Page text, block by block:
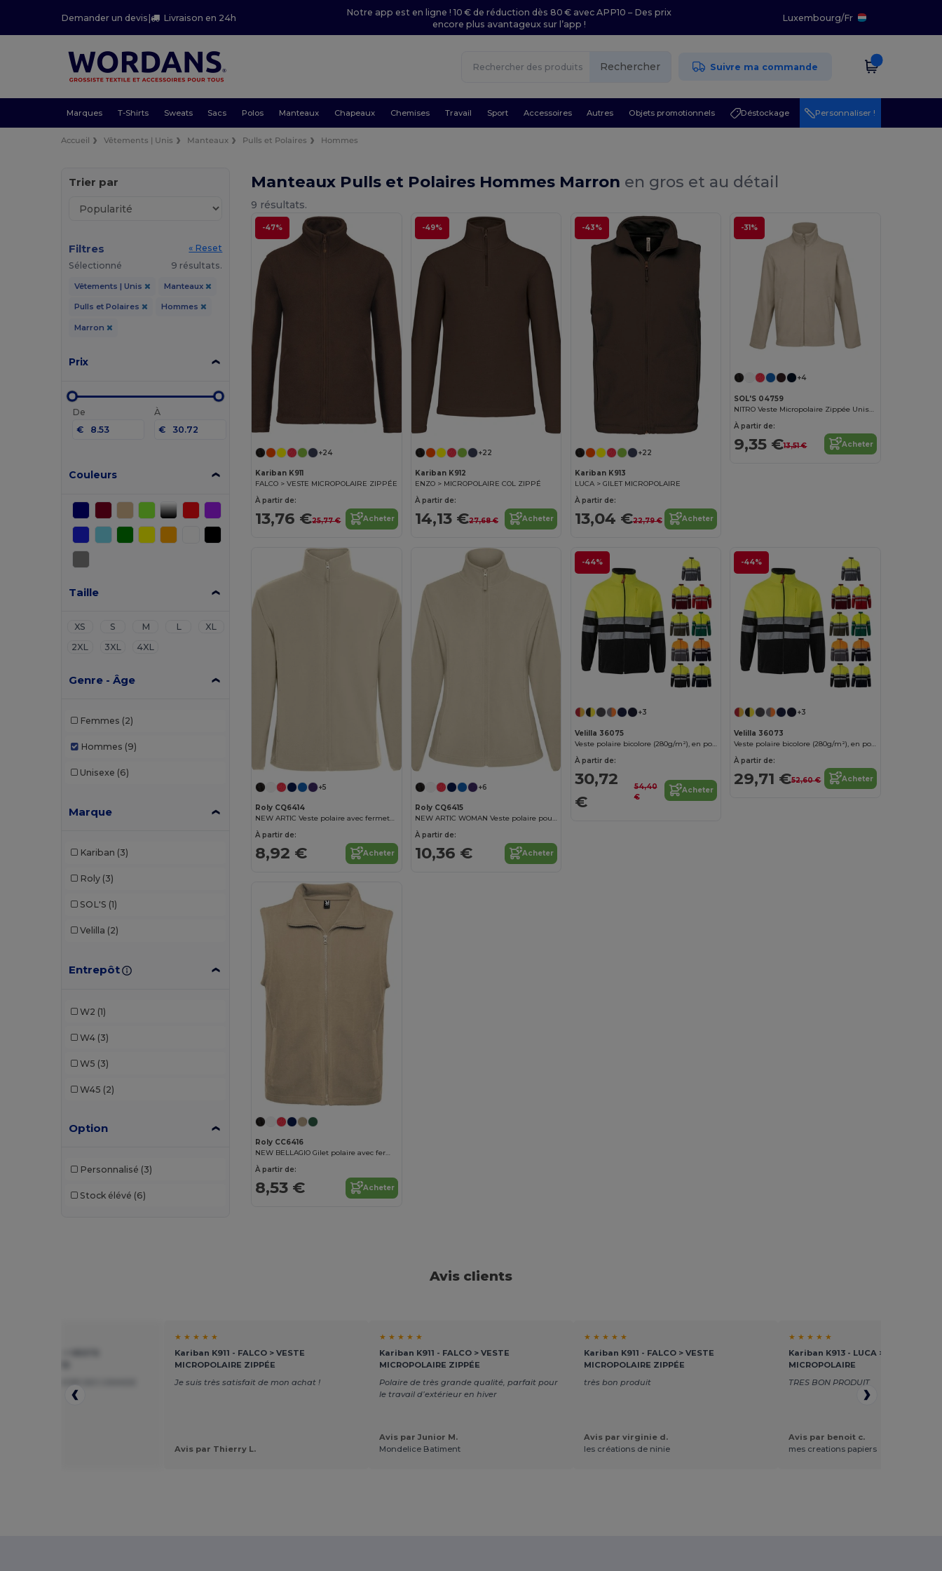
Demander un devis| Livraison en 24h
Notre app est en ligne ! 10 € de réduction dès 80 € avec APP10 – Des prix
encore plus avantageux sur l’app !
Luxembourg/Fr
Rechercher Suivre ma commande
Marques T-Shirts Sweats Sacs Polos Manteaux Chapeaux Chemises Travail Sport Accessoires Autres Objets promotionnels Déstockage Personnaliser !
Accueil Vêtements | Unis Manteaux Pulls et Polaires Hommes
Trier par
Filtres
« Reset
Sélectionné
9 résultats.
Vêtements | Unis Manteaux
Pulls et Polaires Hommes
Marron
Prix
De
€
À
€
Couleurs
Taille
XS S M L
XL
2XL
3XL 4XL
Genre - Âge
Femmes (2)
Hommes (9)
Unisexe (6)
Marque
Kariban (3)
Roly (3)
SOL'S (1)
Velilla (2)
Entrepôt
W2 (1)
W4 (3)
W5 (3)
W45 (2)
Option
Personnalisé (3)
Stock élévé (6)
Manteaux Pulls et Polaires Hommes Marron en gros et au détail
9 résultats.
-47%
+24
Kariban K911
FALCO > VESTE MICROPOLAIRE ZIPPÉE
À partir de:
13,76 €25,77 € Acheter
-49%
+22
Kariban K912
ENZO > MICROPOLAIRE COL ZIPPÉ
À partir de:
14,13 €27,68 € Acheter
-43%
+22
Kariban K913
LUCA > GILET MICROPOLAIRE
À partir de:
13,04 €22,79 € Acheter
-31%
+4
SOL'S 04759
NITRO Veste Micropolaire Zippée Unisexe
À partir de:
9,35 €13,51 € Acheter
+5
Roly CQ6414
NEW ARTIC Veste polaire avec fermeture à glissière sur le devant
À partir de:
8,92 € Acheter
+6
Roly CQ6415
NEW ARTIC WOMAN Veste polaire pour femme avec fermeture à glissière sur le devant
À partir de:
10,36 € Acheter
-44%
+3
Velilla 36075
Veste polaire bicolore (280g/m²), en polyester (100%)
À partir de:
30,72
€
54,40
€
Acheter
-44%
+3
Velilla 36073
Veste polaire bicolore (280g/m²), en polyester (100%)
À partir de:
29,71 €52,60 € Acheter
Roly CC6416
NEW BELLAGIO Gilet polaire avec fermeture à glissière sur le devant et col montant
À partir de:
8,53 € Acheter
Avis clients
★ ★ ★ ★ ★
Kariban K911 - FALCO > VESTE
MICROPOLAIRE ZIPPÉE
Je suis très satisfait de mon achat !
Avis par Thierry L.
★ ★ ★ ★ ★
Kariban K911 - FALCO > VESTE
MICROPOLAIRE ZIPPÉE
Polaire de très grande qualité, parfait pour
le travail d’extérieur en hiver
Avis par Junior M.
Mondelice Batiment
★ ★ ★ ★ ★
Kariban K911 - FALCO > VESTE
MICROPOLAIRE ZIPPÉE
très bon produit
Avis par virginie d.
les créations de ninie
★ ★ ★ ★ ★
Kariban K913 - LUCA > GILET
MICROPOLAIRE
TRES BON PRODUIT
Avis par benoit c.
mes creations papiers